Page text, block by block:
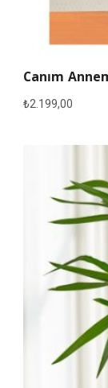
Canım
₺2.199,00